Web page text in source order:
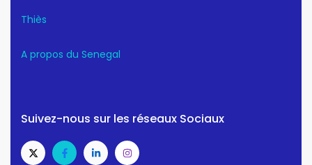
Thiès
A propos du Senegal
Suivez-nous sur les réseaux Sociaux